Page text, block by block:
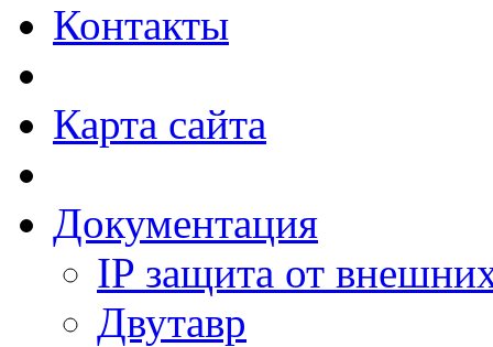
Контакты
Карта сайта
Документация
IP защита от
Двутавр